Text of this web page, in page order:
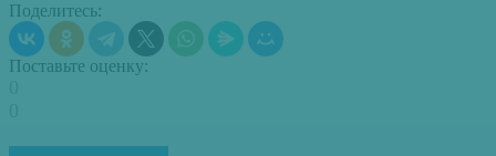
Поделитесь:
Поставьте оценку: